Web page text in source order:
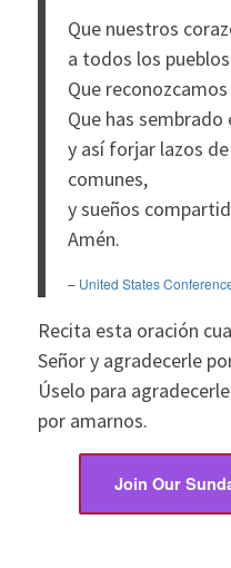
Que nuestros
a todos los
Que
Que has
y así forjar lazos
comunes,
y sueños
Amén.
– United States
Recita esta oración
Señor y agradecerle
Úselo para
por amarnos.
Join Our